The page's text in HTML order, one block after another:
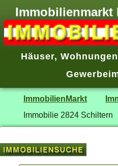
Immobilienmarkt
Häuser, Wohnungen
ImmobilienMarkt
Immobilie 2824 Schiltern